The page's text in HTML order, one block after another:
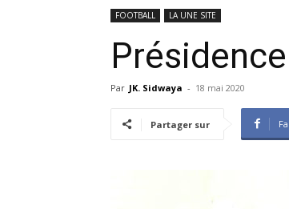
FOOTBALL LA UNE SITE
Par JK. Sidwaya - 18 mai 2020
Partager sur